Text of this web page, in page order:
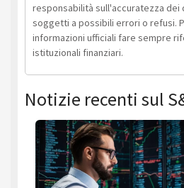
responsabilità sull'accuratezza dei
soggetti a possibili errori o refusi.
informazioni ufficiali fare sempre
istituzionali finanziari.
Notizie recenti sul